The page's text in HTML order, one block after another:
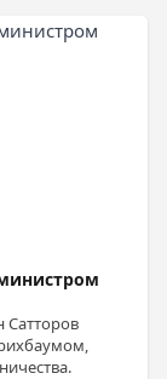
Сатторов